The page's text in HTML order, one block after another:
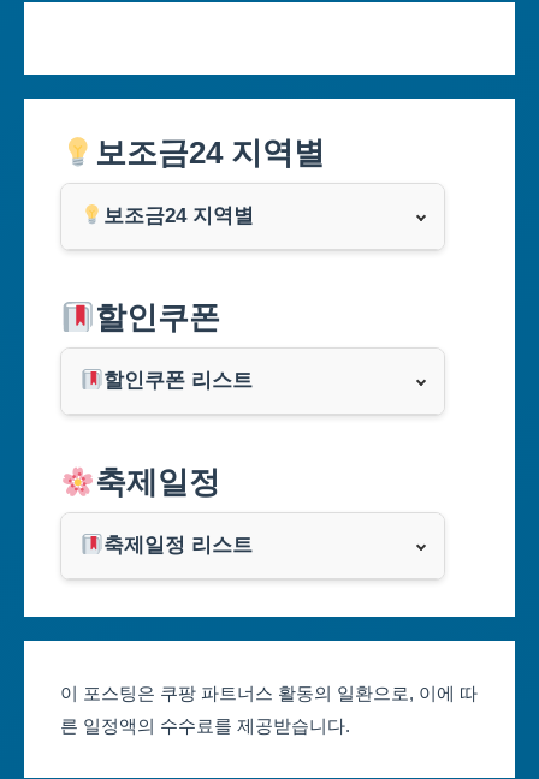
보조금24 지역별
보조금24 지역별
부산광역시
대구광역시
인천광역시
광주광역시
대전광역시
할인쿠폰
할인쿠폰 리스트
쿠팡
클룩
축제일정
축제일정 리스트
대구축제 일정
이 포스팅은 쿠팡 파트너스 활동의 일환으로, 이에 따
른 일정액의 수수료를 제공받습니다.